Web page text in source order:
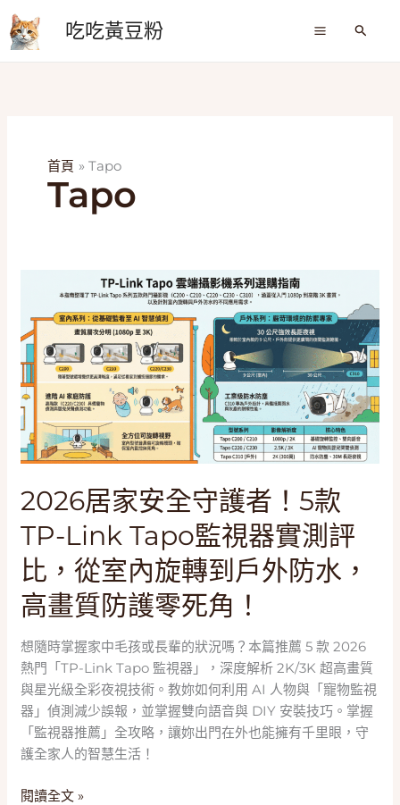
至
主
吃吃黃豆粉
搜
首頁 Tapo
Tapo
2026居家安全守護者！5款
TP-Link Tapo監視器實測評
比，從室內旋轉到戶外防水，
高畫質防護零死角！
想隨時掌握家中毛孩或長輩的狀況嗎？本篇推薦 5 款 2026
熱門「TP-Link Tapo 監視器」，深度解析 2K/3K 超高畫質
與星光級全彩夜視技術。教妳如何利用 AI 人物與「寵物監視
器」偵測減少誤報，並掌握雙向語音與 DIY 安裝技巧。掌握
「監視器推薦」全攻略，讓妳出門在外也能擁有千里眼，守
護全家人的智慧生活！
家
安
全
守
護
者！
5
TP-
Link
Tapo
監
視
器
實
測
評
比，
從
室
內
轉
閱讀全文 »